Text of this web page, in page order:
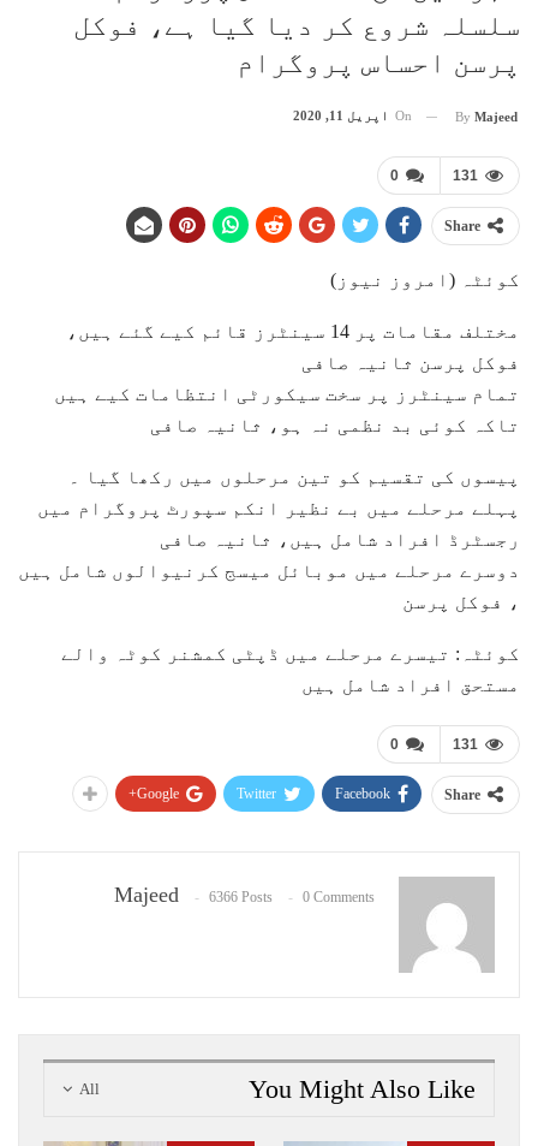
سلسلہ شروع کر دیا گیا ہے، فوکل
پرسن احساس پروگرام
By Majeed
On اپریل 11, 2020
0 131
Share
کوئٹہ (امروز نیوز)
مختلف مقامات پر 14 سینٹرز قائم کیے گئے ہیں،
فوکل پرسن ثانیہ صافی
تمام سینٹرز پر سخت سیکورٹی انتظامات کیے ہیں
تاکہ کوئی بد نظمی نہ ہو، ثانیہ صافی
پیسوں کی تقسیم کو تین مرحلوں میں رکھا گیا ۔
پہلے مرحلے میں بے نظیر انکم سپورٹ پروگرام میں
رجسٹرڈ افراد شامل ہیں، ثانیہ صافی
دوسرے مرحلے میں موبائل میسج کرنیوالوں شامل ہیں
، فوکل پرسن
کوئٹہ: تیسرے مرحلے میں ڈپٹی کمشنر کوٹہ والے
مستحق افراد شامل ہیں
0 131
Share
Facebook
Twitter
Google+
Majeed 6366 Posts 0 Comments
All You Might Also Like